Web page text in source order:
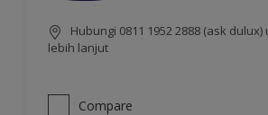
Hubungi 0811 1952 2888 (ask
lebih lanjut
Compare